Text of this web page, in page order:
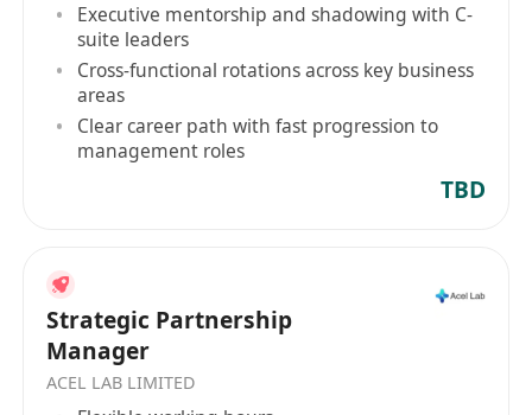
Executive mentorship and shadowing with C-
suite leaders
Cross-functional rotations across key business
areas
Clear career path with fast progression to
management roles
TBD
Strategic Partnership
Manager
ACEL LAB LIMITED